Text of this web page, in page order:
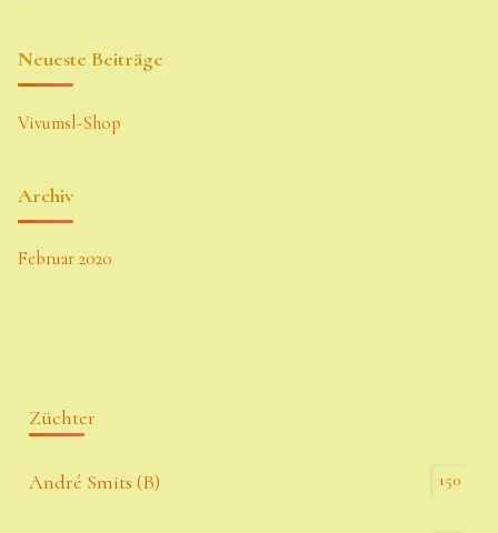
Neueste Beiträge
Vivumsl-Shop
Archiv
Februar 2020
Züchter
André Smits (B) 150